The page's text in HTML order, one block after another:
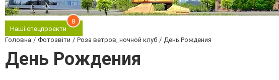
Наші спецпроєкти
8
Головна Фотозвіти Роза ветров, ночной клуб День Рождения
День Рождения